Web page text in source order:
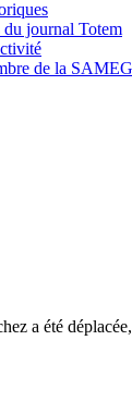
du journal Totem
de la SAMEG
a été